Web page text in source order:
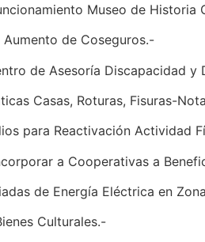
Museo de Historia
Aumento de Coseguros.-
de Asesoría Discapacidad y
Casas, Roturas, Fisuras-
para Reactivación Actividad
a Cooperativas a
de Energía Eléctrica en
Culturales.-